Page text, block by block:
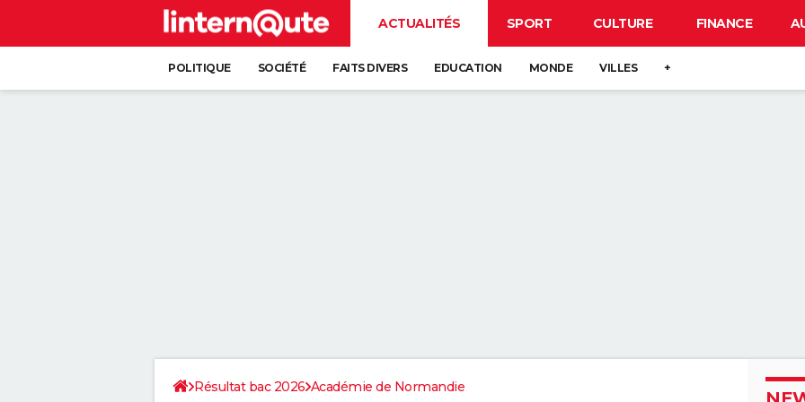
ACTUALITÉS SPORT CULTURE FINANCE
POLITIQUE SOCIÉTÉ FAITS DIVERS EDUCATION MONDE VILLES +
Résultat bac 2026 Académie de Normandie